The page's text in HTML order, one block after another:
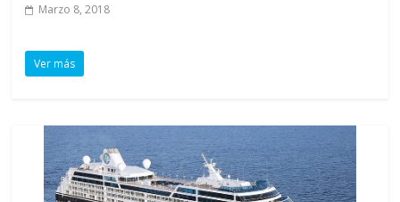
Marzo 8, 2018
Ver más